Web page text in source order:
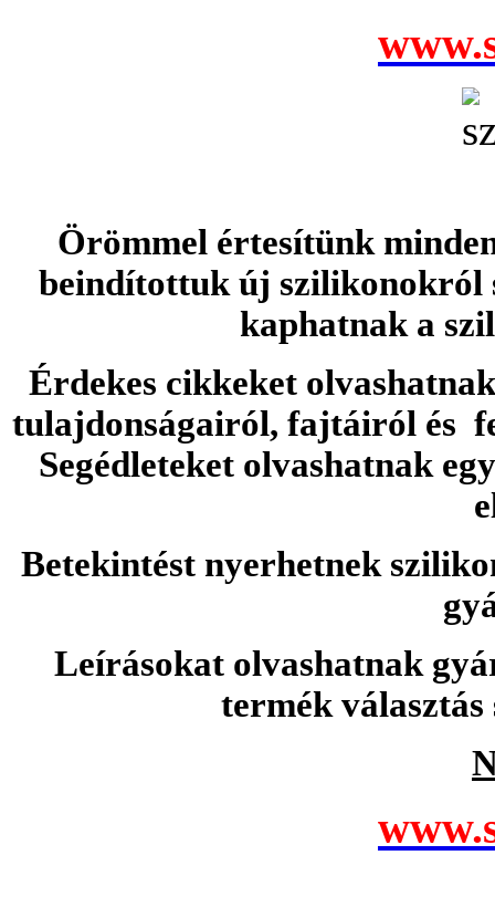
Örömmel értesítünk
beindítottuk új szilikonokról
kaphatnak a
Érdekes cikkeket
tulajdonságairól, fajtáiról és
Segédleteket olvashatnak
Betekintést nyerhetnek
Leírásokat olvashatnak
termék